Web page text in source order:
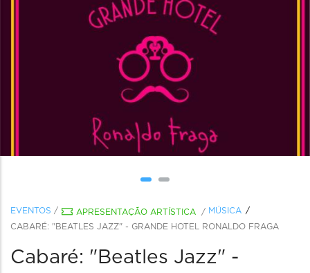
EVENTOS / APRESENTAÇÃO ARTÍSTICA / MÚSICA
CABARÉ: "BEATLES JAZZ" - GRANDE HOTEL RONALDO FRAGA
Cabaré: "Beatles Jazz" -